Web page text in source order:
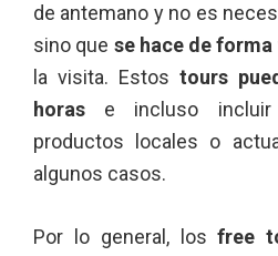
de antemano y no es
sino que se hace de
la visita. Estostours
horas e incluso incluir
productos locales o
algunos casos.
Por lo general, losfree